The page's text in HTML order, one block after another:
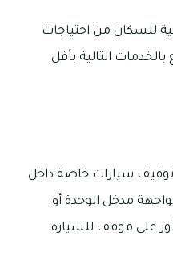
للسكان من احتياجات
التالية بأقل
توقيف سيارات خاصة داخل
مدخل الوحدة أو
على موقف للسيارة.